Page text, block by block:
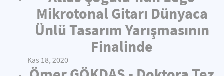
Mikrotonal Gitarı Dünyaca
Ünlü Tasarım Yarışmasının
Finalinde
Kas 18, 2020